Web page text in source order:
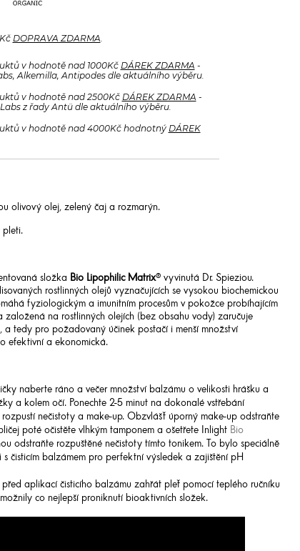
DOPRAVA ZDARMA.
v hodnotě nad 1000Kč DÁREK ZDARMA -
Alkemilla, Antipodes dle aktuálního výběru.
v hodnotě nad 2500Kč DÁREK ZDARMA -
z řady Antü dle aktuálního výběru.
v hodnotě nad 4000Kč hodnotný DÁREK
olivový olej, zelený čaj a rozmarýn.
pleti.
složka Bio Lipophilic Matrix® vyvinutá Dr. Spieziou.
rostlinných olejů vyznačujících se vysokou biochemickou
fyziologickým a imunitním procesům v pokožce probíhajícím
založená na rostlinných olejích (bez obsahu vody) zaručuje
a tedy pro požadovaný účinek postačí i menší množství
efektivní a ekonomická.
naberte ráno a večer množství balzámu o velikosti hrášku a
a kolem očí. Ponechte 2-5 minut na dokonalé vstřebání
nečistoty a make-up. Obzvlášť úporný make-up odstraňte
poté očistěte vlhkým tamponem a ošetřete Inlight Bio
odstraňte rozpuštěné nečistoty tímto tonikem. To bylo speciálně
čisticím balzámem pro perfektní výsledek a zajištění pH
před aplikací čisticího balzámu zahřát pleť pomocí teplého ručníku
co nejlepší proniknutí bioaktivních složek.